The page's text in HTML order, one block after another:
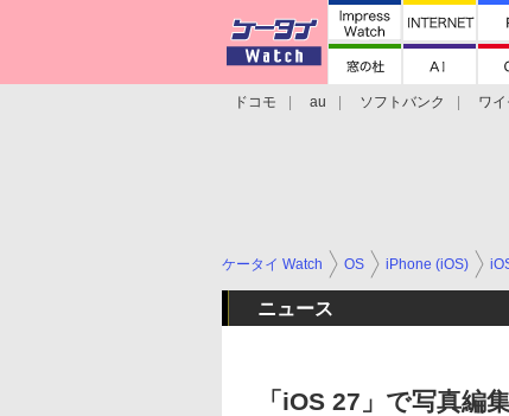
ドコモ au ソフトバンク ワ
ケータイ Watch OS iPhone (iOS)
ニュース
「iOS 27」で写真編